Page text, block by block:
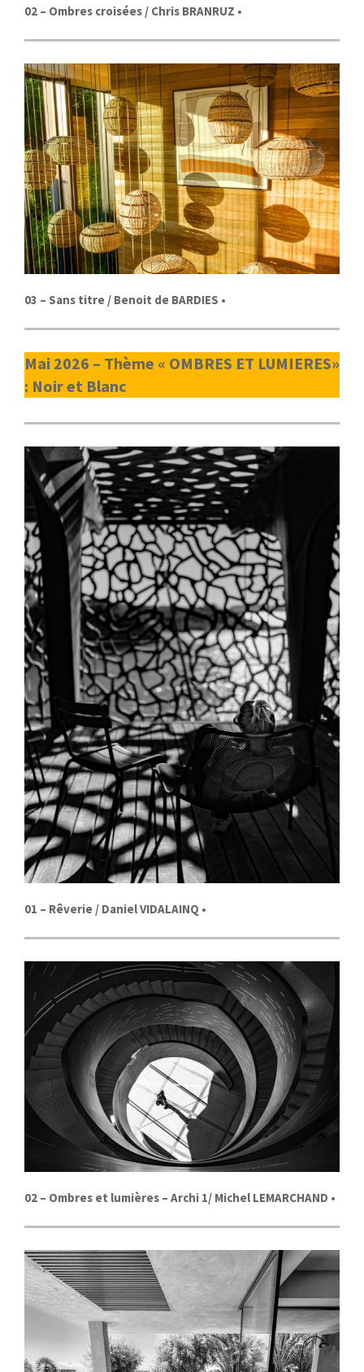
02 – Ombres croisées / Chris BRANRUZ •
03 – Sans titre / Benoit de BARDIES •
Mai 2026 – Thème « OMBRES ET LUMIERES»
: Noir et Blanc
01 – Rêverie / Daniel VIDALAINQ •
02 – Ombres et lumières – Archi 1/ Michel LEMARCHAND •